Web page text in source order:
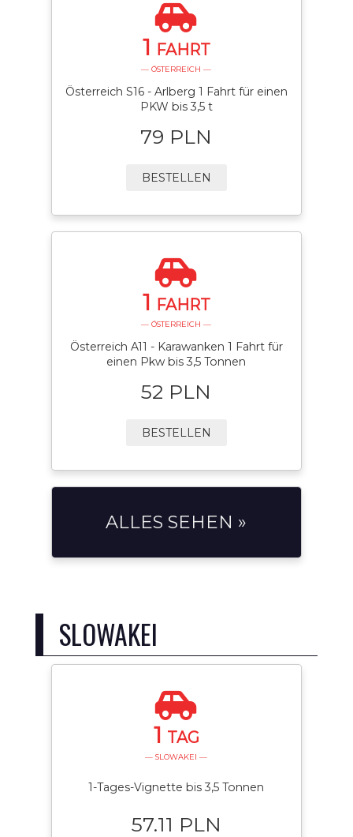
1 FAHRT
— ÖSTERREICH —
Österreich S16 - Arlberg 1 Fahrt für einen
PKW bis 3,5 t
79 PLN
BESTELLEN
1 FAHRT
— ÖSTERREICH —
Österreich A11 - Karawanken 1 Fahrt für
einen Pkw bis 3,5 Tonnen
52 PLN
BESTELLEN
ALLES SEHEN »
SLOWAKEI
1 TAG
— SLOWAKEI —
1-Tages-Vignette bis 3,5 Tonnen
57.11 PLN